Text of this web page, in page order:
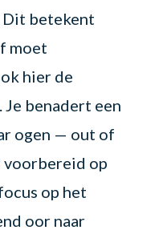
betekent
moet
hier de
benadert een
ogen — out of
voorbereid op
op het
oor naar